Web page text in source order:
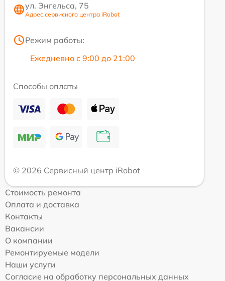
ул. Энгельса, 75
Адрес сервисного центра iRobot
Режим работы:
Ежедневно с 9:00 до 21:00
Способы оплаты
© 2026 Сервисный центр iRobot
Стоимость ремонта
Оплата и доставка
Контакты
Вакансии
О компании
Ремонтируемые модели
Наши услуги
Согласие на обработку персональных данных